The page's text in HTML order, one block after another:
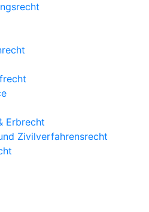
Erbrecht
Zivilverfahrensrecht